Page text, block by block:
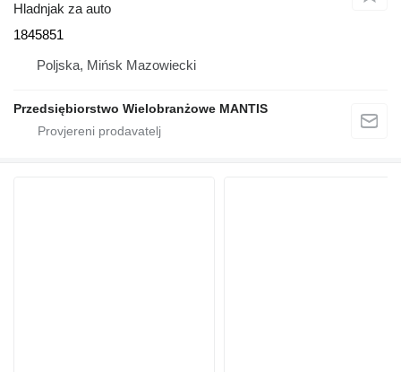
Hladnjak za auto
1845851
Poljska, Mińsk Mazowiecki
Przedsiębiorstwo Wielobranżowe MANTIS